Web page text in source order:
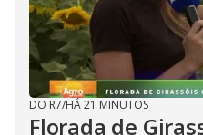
DO R7/HÁ 21 MINUTOS
Florada de